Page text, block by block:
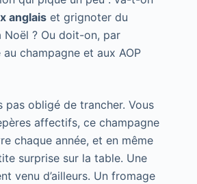
anglais et grignoter du
Noël ? Ou doit-on, par
champagne et aux AOP
pas obligé de trancher. Vous
affectifs, ce champagne
chaque année, et en même
surprise sur la table. Une
venu d’ailleurs. Un fromage